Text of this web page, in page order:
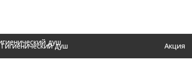
Гигиенический душ Акция